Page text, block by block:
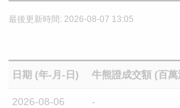
最後更新時間: 2026-08-07 13:05
日期 (年-月-日) 牛熊證成交額 (百萬
2026-08-06 -